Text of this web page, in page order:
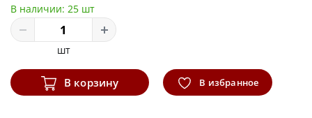
В наличии: 25 шт
шт
В корзину В избранное